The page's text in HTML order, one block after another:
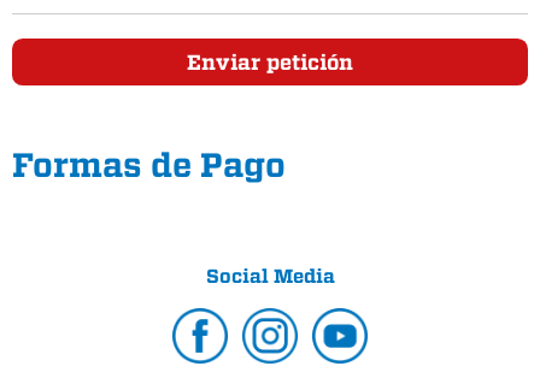
Enviar petición
Formas de Pago
Social Media